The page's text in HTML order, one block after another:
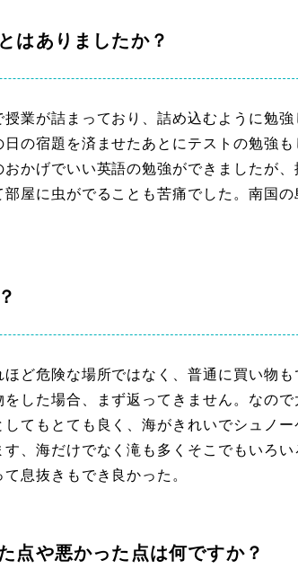
はありましたか？
業が詰まっており、詰め込むように勉
の宿題を済ませたあとにテストの勉強
おかげでいい英語の勉強ができましたが
部屋に虫がでることも苦痛でした。南国
ほど危険な場所ではなく、普通に買い物
をした場合、まず返ってきません。なの
てもとても良く、海がきれいでシュノ
す、海だけでなく滝も多くそこでもいろ
息抜きもでき良かった。
点や悪かった点は何ですか？